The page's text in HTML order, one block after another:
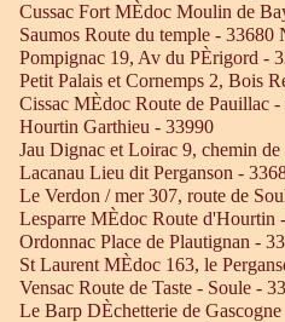
Cussac Fort MÈdoc Moulin de
Saumos Route du temple - 33680
Pompignac 19, Av du PÈrigord -
Petit Palais et Cornemps 2, Bois
Cissac MÈdoc Route de Pauillac -
Hourtin Garthieu - 33990
Jau Dignac et Loirac 9, chemin
Lacanau Lieu dit Perganson -
Le Verdon / mer 307, route de
Lesparre MÈdoc Route d'Hourtin
Ordonnac Place de Plautignan -
St Laurent MÈdoc 163, le
Vensac Route de Taste - Soule -
Le Barp DÈchetterie de